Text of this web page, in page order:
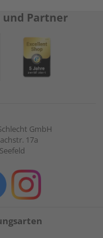
Partner
GmbH
17a